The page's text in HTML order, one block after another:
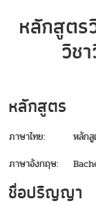
หลักสูต
วิช
หลักสูตร
ภาษาไทย:
หลัก
ภาษาอังกฤษ:
ชื่อปริญญา